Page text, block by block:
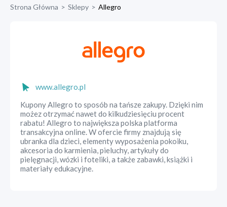
Strona Główna > Sklepy > Allegro
www.allegro.pl
Kupony Allegro to sposób na tańsze zakupy. Dzięki nim
możez otrzymać nawet do kilkudziesięciu procent
rabatu! Allegro to największa polska platforma
transakcyjna online. W ofercie firmy znajdują się
ubranka dla dzieci, elementy wyposażenia pokoiku,
akcesoria do karmienia, pieluchy, artykuły do
pielęgnacji, wózki i foteliki, a także zabawki, książki i
materiały edukacyjne.